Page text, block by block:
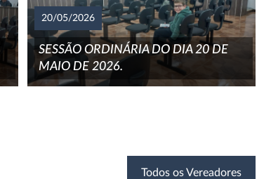
20/05/2026
SESSÃO ORDINÁRIA DO DIA 20 DE
MAIO DE 2026.
Todos os Vereadores